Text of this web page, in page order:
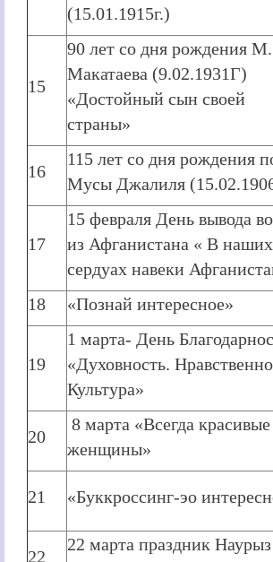
(15.01.1915г.)
15
90 лет со дня рождения М.
Макатаева (9.02.1931Г)
«Достойный сын своей
страны»
16
115 лет со дня рождения
Мусы Джалиля
17
15 февраля День вывода
из Афганистана « В наших
сердуах навеки
18 «Познай интересное»
19
1 марта- День
«Духовность.
Культура»
20
8 марта «Всегда красивые
женщины»
21 «Буккроссинг-эо
22
22 марта праздник Наурыз